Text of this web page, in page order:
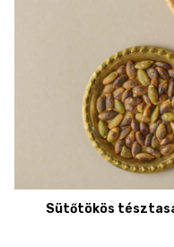
Sütőtökös